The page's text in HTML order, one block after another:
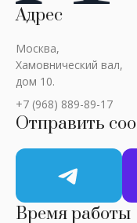
Адрес
Москва,
Хамовнический вал,
дом 10.
+7 (968) 889-89-17
Отправить
Время работы